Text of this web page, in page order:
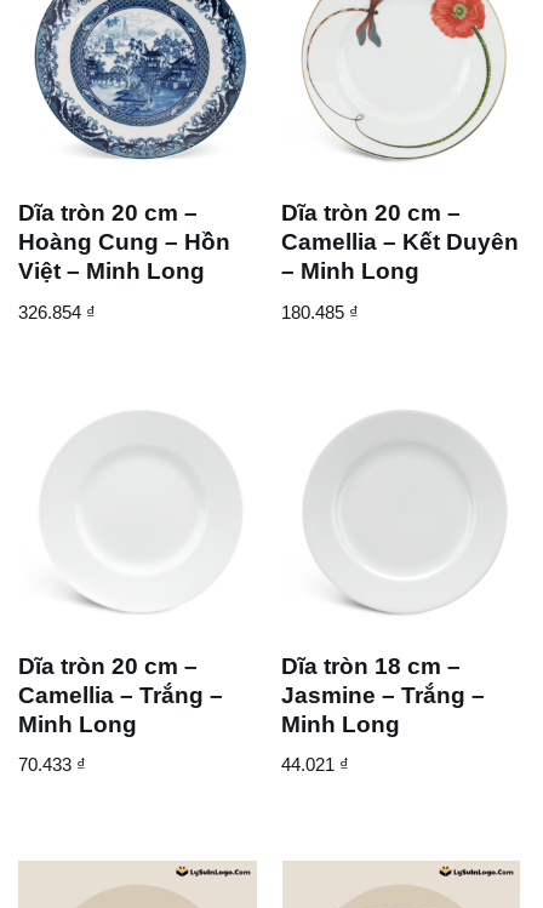
Dĩa tròn 20 cm –
Hoàng Cung – Hồn
Việt – Minh Long
326.854 ₫
Dĩa tròn 20 cm –
Camellia – Kết Duyên
– Minh Long
180.485 ₫
Dĩa tròn 20 cm –
Camellia – Trắng –
Minh Long
70.433 ₫
Dĩa tròn 18 cm –
Jasmine – Trắng –
Minh Long
44.021 ₫